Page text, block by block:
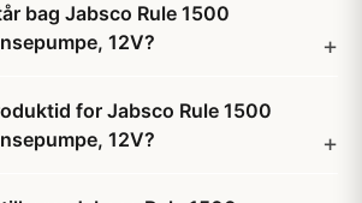
bag Jabsco Rule 1500
12V?
for Jabsco Rule 1500
12V?